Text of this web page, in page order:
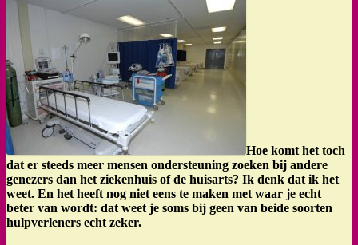
Hoe komt het toch
dat er steeds meer mensen ondersteuning zoeken bij andere
genezers dan het ziekenhuis of de huisarts? Ik denk dat ik het
weet. En het heeft nog niet eens te maken met waar je echt
beter van wordt: dat weet je soms bij geen van beide soorten
hulpverleners echt zeker.